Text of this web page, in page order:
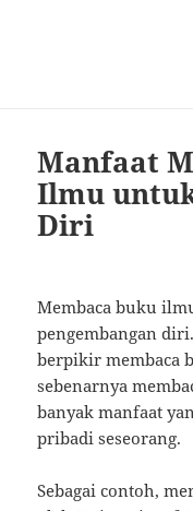
Manfaat
Ilmu
Diri
Membaca buku
pengembangan
berpikir membaca
sebenarnya
banyak manfaat
pribadi seseorang.
Sebagai contoh,